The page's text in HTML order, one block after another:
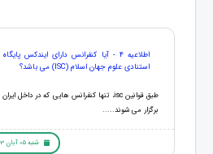
اطلاعیه 4 - آیا کنفرانس دارای ایندکس پایگاه
استنادی علوم جهان اسلام (ISC) می باشد؟
طبق قوانین isc، تنها کنفرانس هایی که در داخل ایران
برگزار می شوند.....
شنبه 05 آبان 1403 (1 سال قبل )